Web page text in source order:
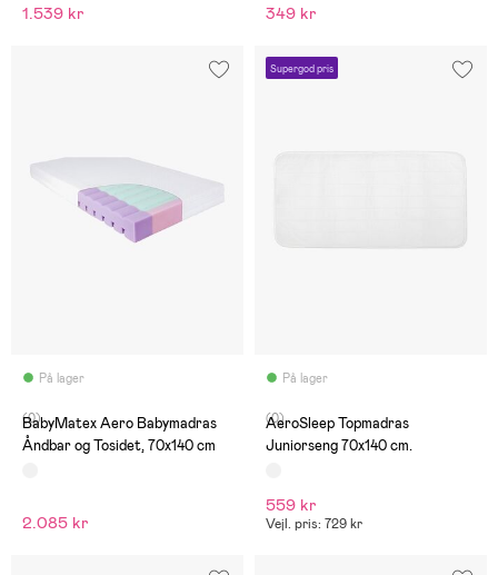
1.539 kr 349 kr
På lager
(0)
BabyMatex Aero Babymadras
Åndbar og Tosidet, 70x140 cm
2.085 kr
Supergod pris
På lager
(0)
AeroSleep Topmadras
Juniorseng 70x140 cm.
559 kr
Vejl. pris: 729 kr